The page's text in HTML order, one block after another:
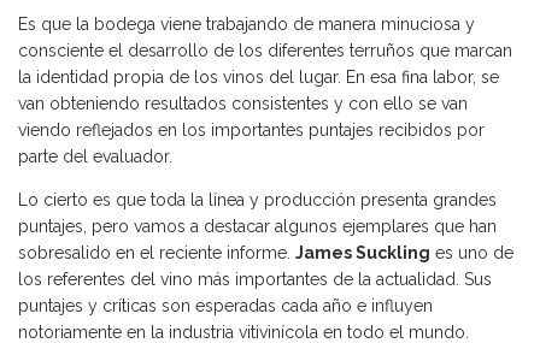
Es que la bodega viene trabajando de manera minuciosa y
consciente el desarrollo de los diferentes terruños que marcan
la identidad propia de los vinos del lugar. En esa fina labor, se
van obteniendo resultados consistentes y con ello se van
viendo reflejados en los importantes puntajes recibidos por
parte del evaluador.
Lo cierto es que toda la línea y producción presenta grandes
puntajes, pero vamos a destacar algunos ejemplares que han
sobresalido en el reciente informe. James Suckling es uno de
los referentes del vino más importantes de la actualidad. Sus
puntajes y críticas son esperadas cada año e influyen
notoriamente en la industria vitivinícola en todo el mundo.